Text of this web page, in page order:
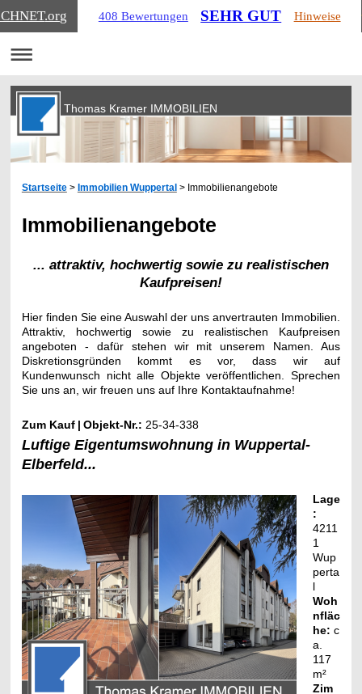
.org 408 Bewertungen SEHR GUT Hinweise
Thomas Kramer IMMOBILIEN
Startseite> Immobilien Wuppertal > Immobilienangebote
Immobilienangebote
... attraktiv, hochwertig sowie zu realistischen
Kaufpreisen!
Hier finden Sie eine Auswahl der uns anvertrauten Immobilien.
Attraktiv, hochwertig sowie zu realistischen Kaufpreisen
angeboten - dafür stehen wir mit unserem Namen. Aus
Diskretionsgründen kommt es vor, dass wir auf
Kundenwunsch nicht alle Objekte veröffentlichen.Sprechen
Sie uns an, wir freuen uns auf Ihre Kontaktaufnahme!
Zum Kauf | Objekt-Nr.: 25-34-338
Luftige Eigentumswohnung in Wuppertal-
Elberfeld...
Lage
:
4211
1
Wup
perta
l
Woh
nfläc
he: c
a.
117
m²
Zim